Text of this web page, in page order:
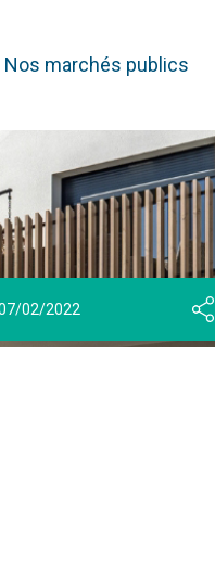
Nos marchés publics
07/02/2022